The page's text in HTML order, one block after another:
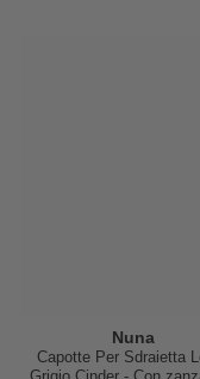
Nuna
Capotte Per Sdraietta